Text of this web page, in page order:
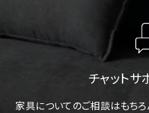
チャットサ
家具についてのご相談はもちろ